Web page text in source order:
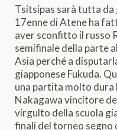
Tsitsipas sarà tutta da
17enne di Atene ha
aver sconfitto il russo
semifinale della parte
Asia perché a
giapponese Fukuda.
una partita molto dura
Nakagawa vincitore
virgulto della scuola
finali del torneo segno